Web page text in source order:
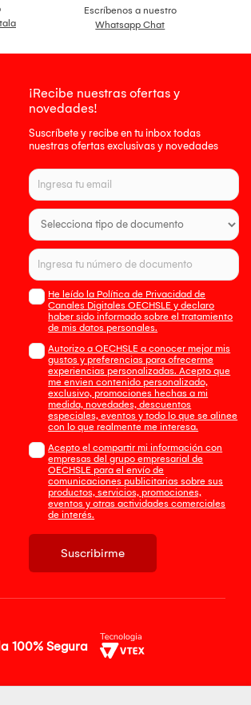
Escríbenos a nuestro
Whatsapp Chat
¡Recibe nuestras ofertas y
novedades!
Suscríbete y recibe en tu inbox todas
nuestras ofertas exclusivas y novedades
He leído la Política de Privacidad de
Canales Digitales OECHSLE y declaro
haber sido informado sobre el tratamiento
de mis datos personales.
Autorizo a OECHSLE a conocer mejor mis
gustos y preferencias para ofrecerme
experiencias personalizadas. Acepto que
me envien contenido personalizado,
exclusivo, promociones hechas a mi
medida, novedades, descuentos
especiales, eventos y todo lo que se alinee
con lo que realmente me interesa.
Acepto el compartir mi información con
empresas del grupo empresarial de
OECHSLE para el envío de
comunicaciones publicitarias sobre sus
productos, servicios, promociones,
eventos y otras actividades comerciales
de interés.
Suscribirme
100% Segura